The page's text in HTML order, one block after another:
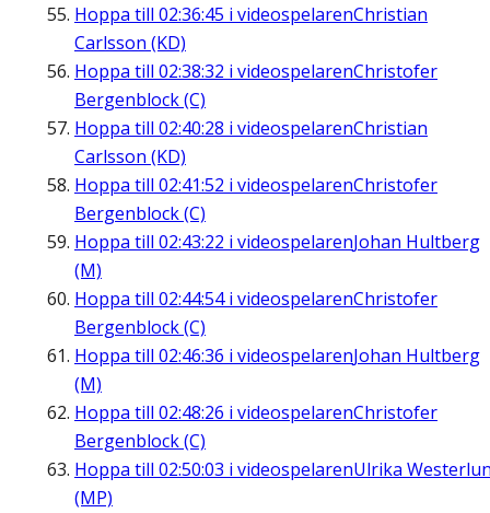
Hoppa till 02:36:45 i videospelarenChristian
Carlsson (KD)
Hoppa till 02:38:32 i videospelarenChristofer
Bergenblock (C)
Hoppa till 02:40:28 i videospelarenChristian
Carlsson (KD)
Hoppa till 02:41:52 i videospelarenChristofer
Bergenblock (C)
Hoppa till 02:43:22 i videospelarenJohan Hultberg
(M)
Hoppa till 02:44:54i videospelarenChristofer
Bergenblock (C)
Hoppa till 02:46:36 i videospelarenJohan Hultberg
(M)
Hoppa till 02:48:26 i videospelarenChristofer
Bergenblock (C)
Hoppa till 02:50:03 i videospelarenUlrika
(MP)